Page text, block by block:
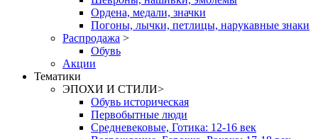
Ордена, медали, значки
Погоны, лычки, петлицы, нарукавные знаки
Распродажа >
Обувь
Акции
Тематики
ЭПОХИ И СТИЛИ>
Обувь историческая
Первобытные люди
Средневековые, Готика: 12-16 век